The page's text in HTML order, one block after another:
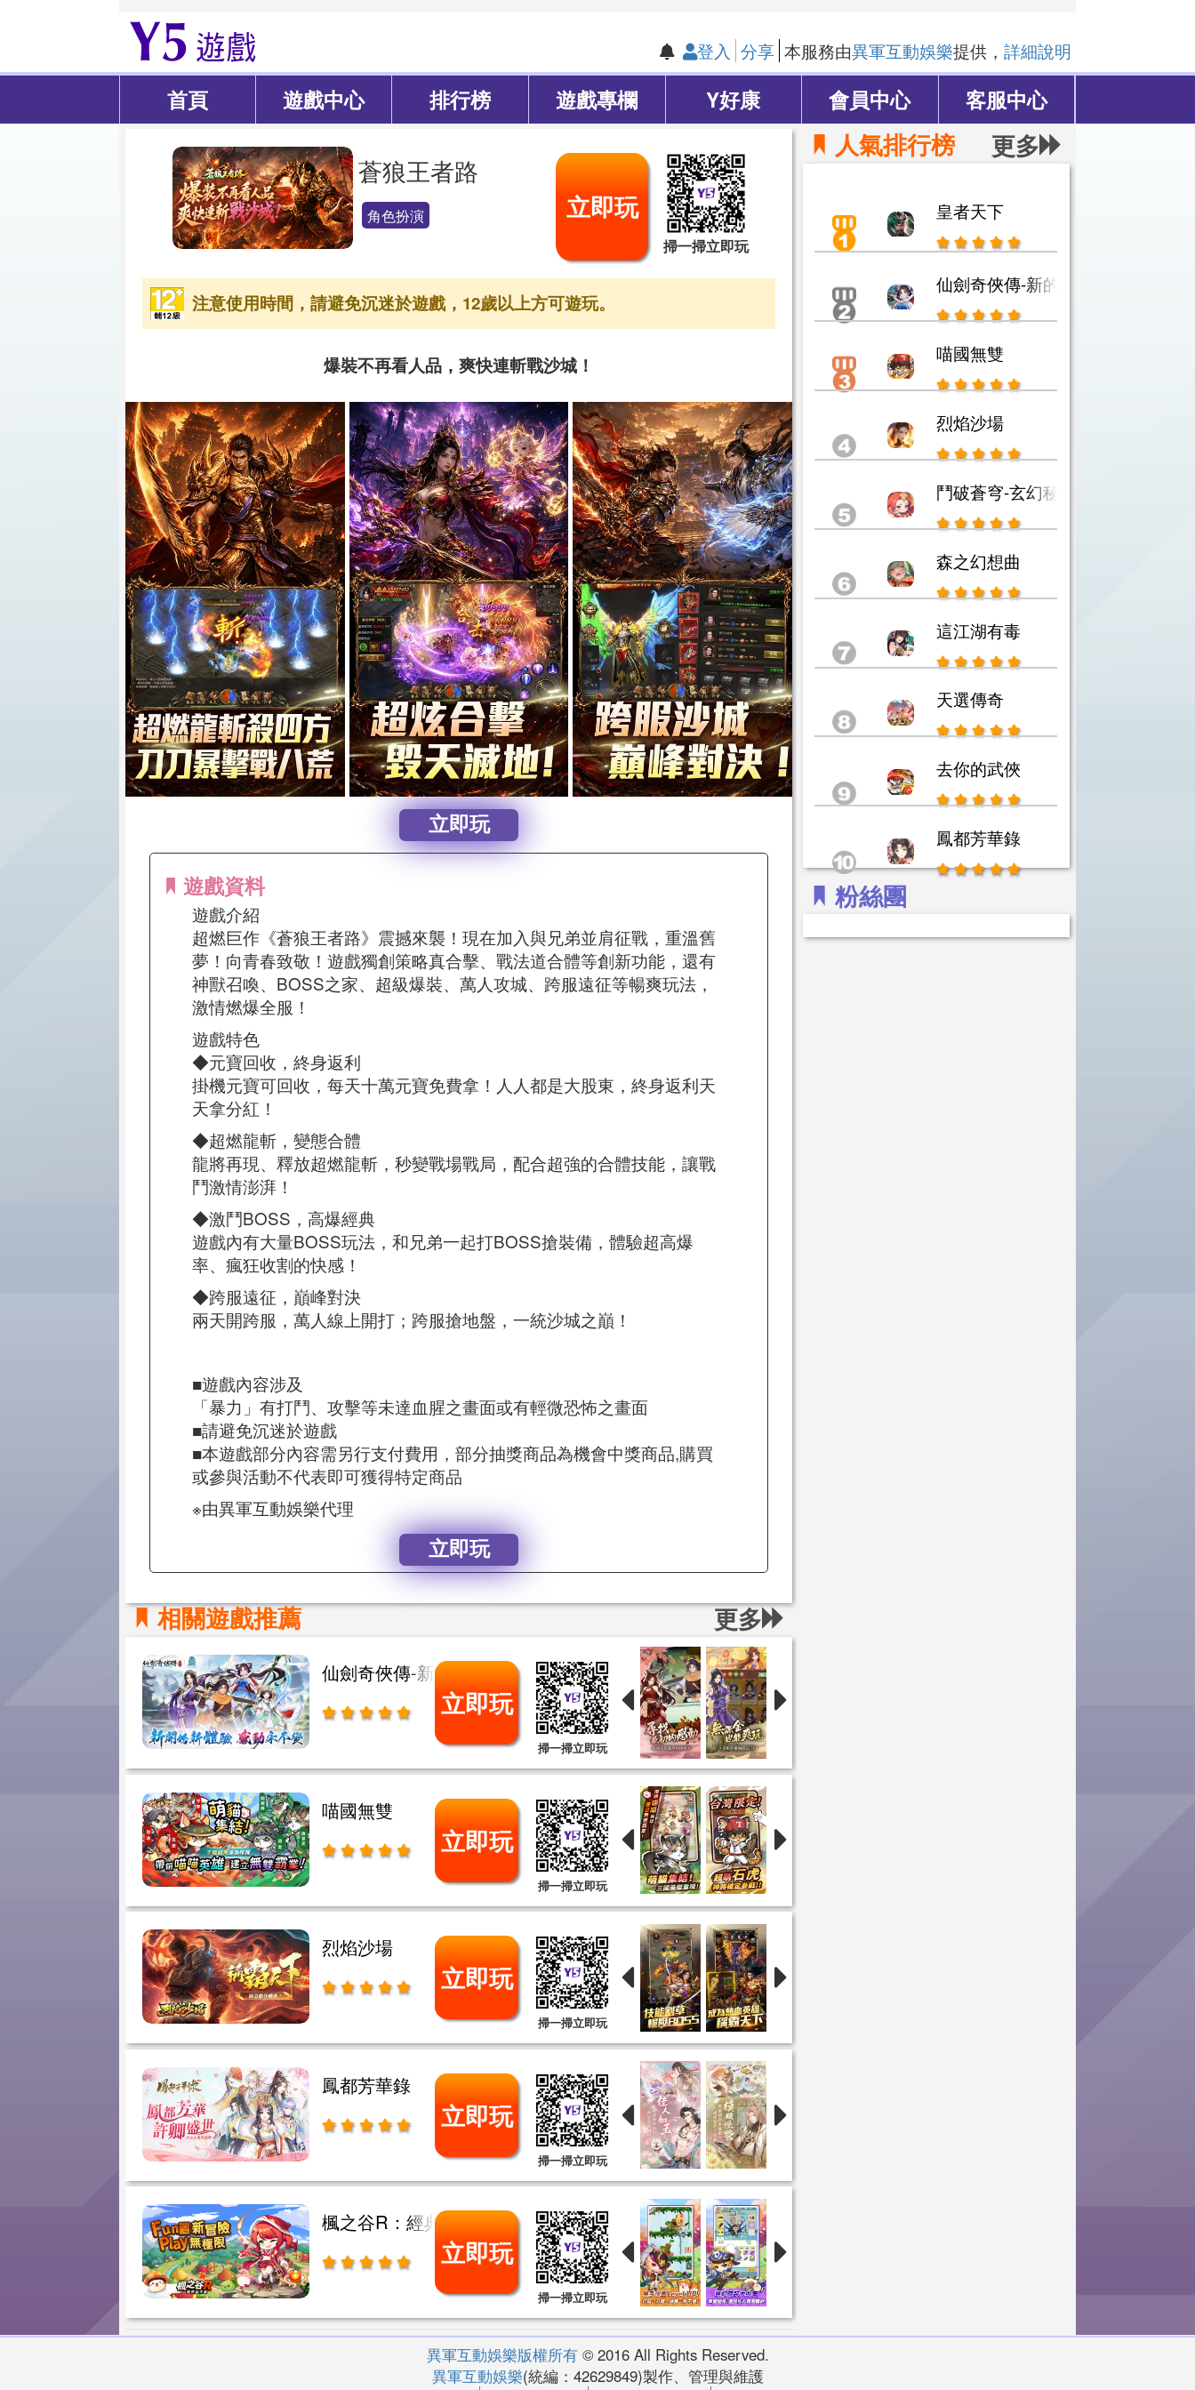
登入 分享 本服務由異軍互動娛樂提供， 詳細說明
首頁 遊戲中心 排行榜 遊戲專欄 Y好康 會員中心 客服中心
人氣排行榜 更多
皇者天下
仙劍奇俠傳-新的開始
喵國無雙
烈焰沙場
鬥破蒼穹-玄幻秘藏
森之幻想曲
這江湖有毒
天選傳奇
去你的武俠
鳳都芳華錄
粉絲團
蒼狼王者路
角色扮演 立即玩
掃一掃立即玩
注意使用時間，請避免沉迷於遊戲，12歲以上方可遊玩。
爆裝不再看人品，爽快連斬戰沙城！
立即玩
遊戲資料
遊戲介紹
超燃巨作《蒼狼王者路》震撼來襲！現在加入與兄弟並肩征戰，重溫舊
夢！向青春致敬！遊戲獨創策略真合擊、戰法道合體等創新功能，還有
神獸召喚、BOSS之家、超級爆裝、萬人攻城、跨服遠征等暢爽玩法，
激情燃爆全服！
遊戲特色
◆元寶回收，終身返利
掛機元寶可回收，每天十萬元寶免費拿！人人都是大股東，終身返利天
天拿分紅！
◆超燃龍斬，變態合體
龍將再現、釋放超燃龍斬，秒變戰場戰局，配合超強的合體技能，讓戰
鬥激情澎湃！
◆激鬥BOSS，高爆經典
遊戲內有大量BOSS玩法，和兄弟一起打BOSS搶裝備，體驗超高爆
率、瘋狂收割的快感！
◆跨服遠征，巔峰對決
兩天開跨服，萬人線上開打；跨服搶地盤，一統沙城之巔！
■遊戲內容涉及
「暴力」有打鬥、攻擊等未達血腥之畫面或有輕微恐怖之畫面
■請避免沉迷於遊戲
■本遊戲部分內容需另行支付費用，部分抽獎商品為機會中獎商品,購買
或參與活動不代表即可獲得特定商品
※由異軍互動娛樂代理
立即玩
相關遊戲推薦 更多
仙劍奇俠傳-新的開始
立即玩
掃一掃立即玩
喵國無雙
立即玩
掃一掃立即玩
烈焰沙場
立即玩
掃一掃立即玩
鳳都芳華錄
立即玩
掃一掃立即玩
楓之谷R：經典新定義
立即玩
掃一掃立即玩
異軍互動娛樂版權所有© 2016 All Rights Reserved.
異軍互動娛樂(統編：42629849)製作、管理與維護